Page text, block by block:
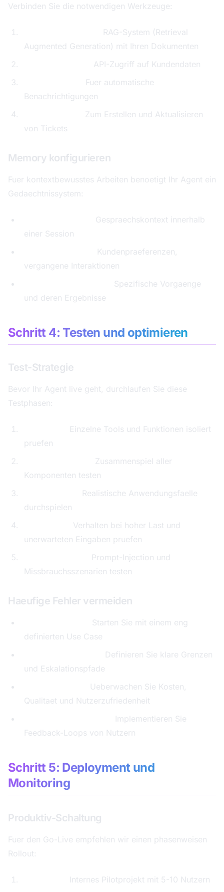
Verbinden Sie die notwendigen Werkzeuge:
RAG-System (Retrieval
Augmented Generation) mit Ihren Dokumenten
API-Zugriff auf Kundendaten
Fuer automatische
Benachrichtigungen
Zum Erstellen und Aktualisieren
von Tickets
Memory konfigurieren
Fuer kontextbewusstes Arbeiten benoetigt Ihr Agent ein
Gedaechtnissystem:
Gespraechskontext innerhalb
einer Session
Kundenpraeferenzen,
vergangene Interaktionen
Spezifische Vorgaenge
und deren Ergebnisse
Schritt 4: Testen und optimieren
Test-Strategie
Bevor Ihr Agent live geht, durchlaufen Sie diese
Testphasen:
Einzelne Tools und Funktionen isoliert
pruefen
Zusammenspiel aller
Komponenten testen
Realistische Anwendungsfaelle
durchspielen
Verhalten bei hoher Last und
unerwarteten Eingaben pruefen
Prompt-Injection und
Missbrauchsszenarien testen
Haeufige Fehler vermeiden
Starten Sie mit einem eng
definierten Use Case
Definieren Sie klare Grenzen
und Eskalationspfade
Ueberwachen Sie Kosten,
Qualitaet und Nutzerzufriedenheit
Implementieren Sie
Feedback-Loops von Nutzern
Schritt 5: Deployment und
Monitoring
Produktiv-Schaltung
Fuer den Go-Live empfehlen wir einen phasenweisen
Rollout:
Internes Pilotprojekt mit 5-10 Nutzern